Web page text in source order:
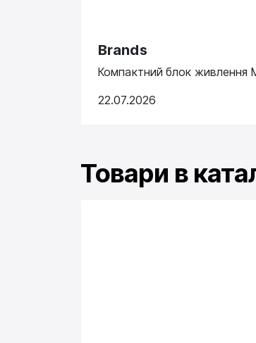
Brands
Компактний блок живлення
22.07.2026
Товари в